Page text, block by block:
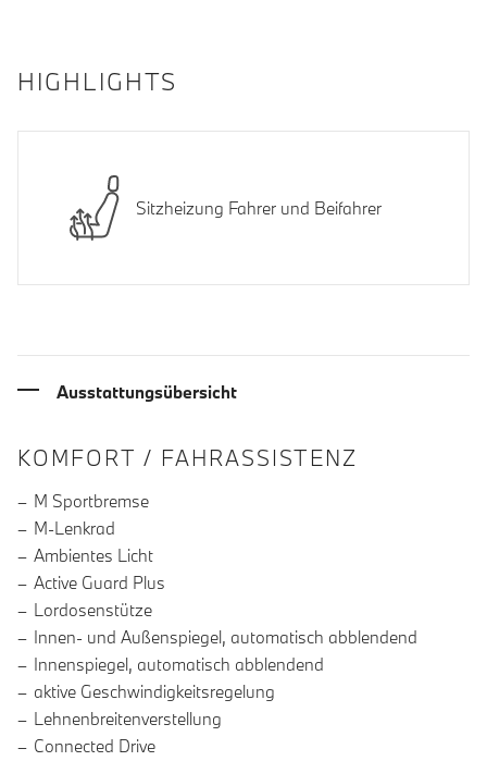
HIGHLIGHTS
Sitzheizung Fahrer und Beifahrer
Ausstattungsübersicht
INFORMATIONEN ÜBER DIE
KOMFORT / FAHRASSISTENZ
M Sportbremse
M-Lenkrad
Ambientes Licht
Active Guard Plus
Lordosenstütze
Innen- und Außenspiegel, automatisch abblendend
Innenspiegel, automatisch abblendend
aktive Geschwindigkeitsregelung
Lehnenbreitenverstellung
Connected Drive